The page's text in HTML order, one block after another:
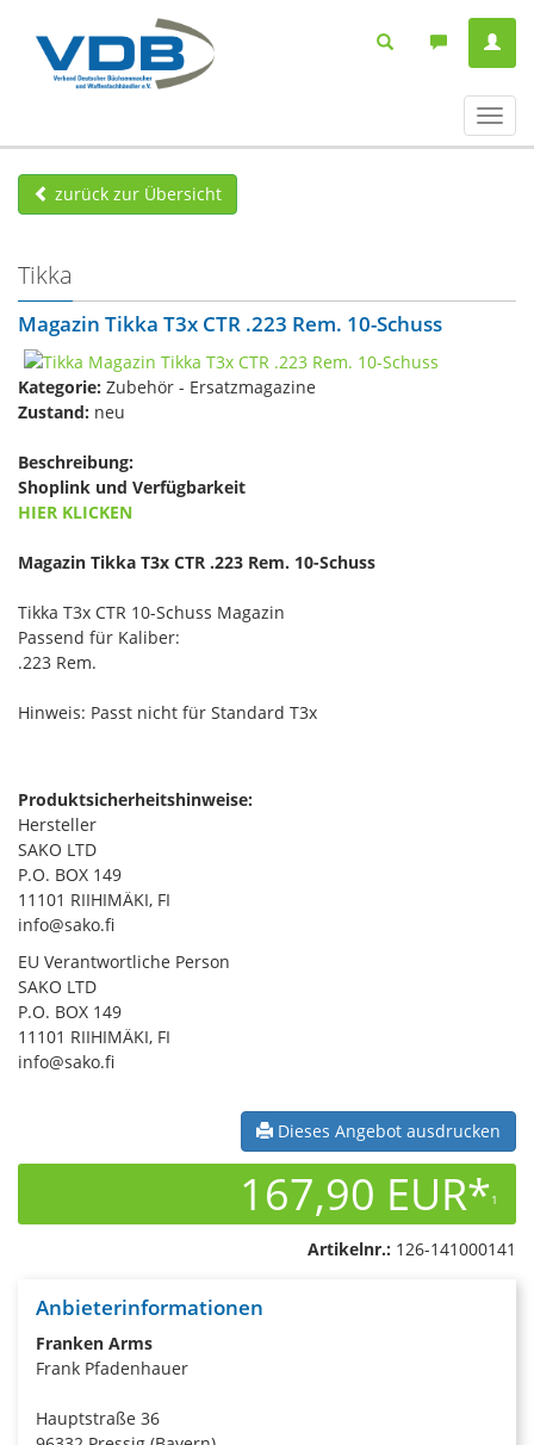
ein-/
zurück zur Übersicht
Tikka
Magazin Tikka T3x CTR .223 Rem. 10-Schuss
Kategorie: Zubehör - Ersatzmagazine
Zustand: neu
Beschreibung:
Shoplink und Verfügbarkeit
HIER KLICKEN
Magazin Tikka T3x CTR .223 Rem. 10-Schuss
Tikka T3x CTR 10-Schuss Magazin
Passend für Kaliber:
.223 Rem.
Hinweis: Passt nicht für Standard T3x
Produktsicherheitshinweise:
Hersteller
SAKO LTD
P.O. BOX 149
11101 RIIHIMÄKI, FI
info@sako.fi
EU Verantwortliche Person
SAKO LTD
P.O. BOX 149
11101 RIIHIMÄKI, FI
info@sako.fi
Dieses Angebot ausdrucken
167,90 EUR*1
Artikelnr.: 126-141000141
Anbieterinformationen
Franken Arms
Frank Pfadenhauer
Hauptstraße 36